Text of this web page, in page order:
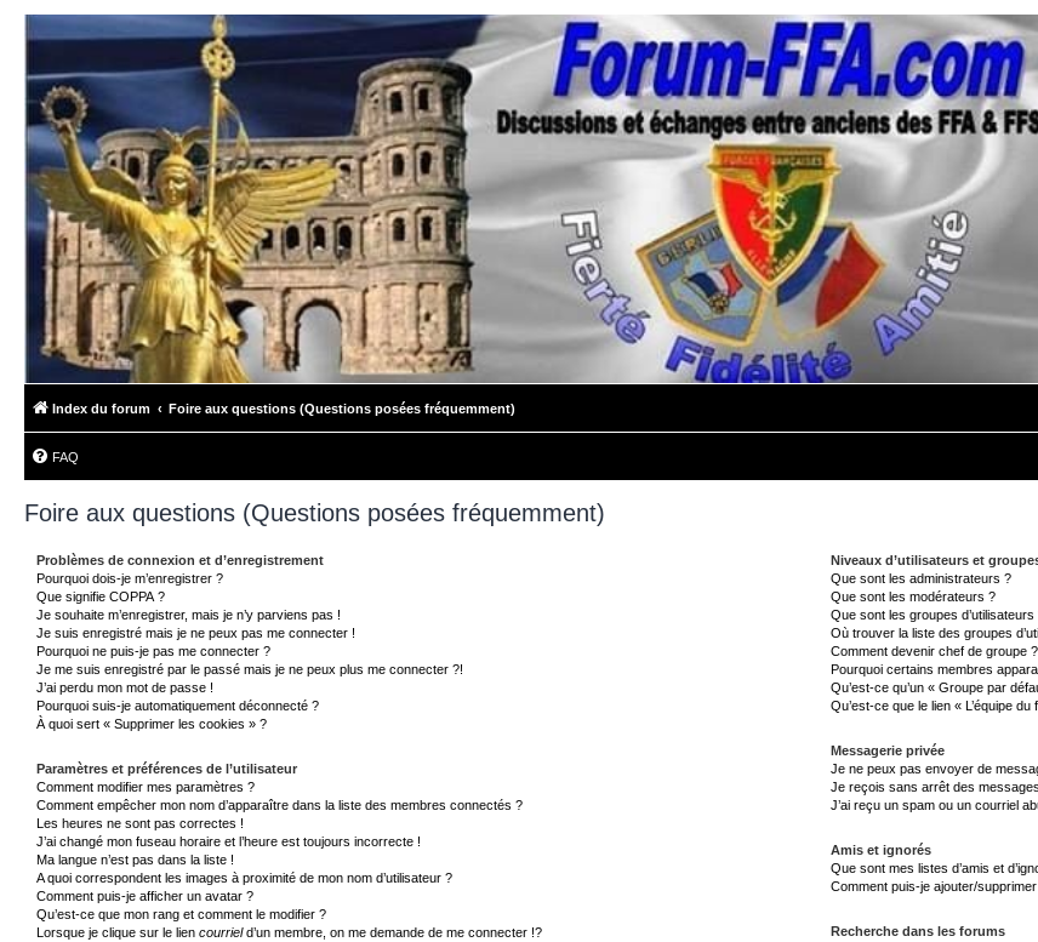
Index du forum Foire aux questions (Questions posées fréquemment)
FAQ
Foire aux questions (Questions posées fréquemment)
Problèmes de connexion et d’enregistrement
Pourquoi dois-je m’enregistrer ?
Que signifie COPPA ?
Je souhaite m’enregistrer, mais je n’y parviens pas !
Je suis enregistré mais je ne peux pas me connecter !
Pourquoi ne puis-je pas me connecter ?
Je me suis enregistré par le passé mais je ne peux plus me connecter ?!
J’ai perdu mon mot de passe !
Pourquoi suis-je automatiquement déconnecté ?
À quoi sert « Supprimer les cookies » ?
Paramètres et préférences de l’utilisateur
Comment modifier mes paramètres ?
Comment empêcher mon nom d’apparaître dans la liste des membres connectés ?
Les heures ne sont pas correctes !
J’ai changé mon fuseau horaire et l’heure est toujours incorrecte !
Ma langue n’est pas dans la liste !
A quoi correspondent les images à proximité de mon nom d’utilisateur ?
Comment puis-je afficher un avatar ?
Qu’est-ce que mon rang et comment le modifier ?
Lorsque je clique sur le lien courrield’un membre, on me demande de me connecter !?
Niveaux d’utilisateurs et
Que sont les administrateurs ?
Que sont les modérateurs ?
Que sont les groupes d’utilisateurs
Où trouver la liste des groupes
Comment devenir chef de groupe ?
Pourquoi certains membres
Qu’est-ce qu’un « Groupe par
Qu’est-ce que le lien « L’équipe du
Messagerie privée
Je ne peux pas envoyer de
Je reçois sans arrêt des
J’ai reçu un spam ou un courriel
Amis et ignorés
Que sont mes listes d’amis et
Comment puis-je ajouter/
Recherche dans les forums